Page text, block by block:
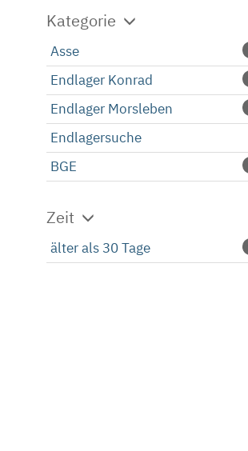
Kategorie
Asse
Endlager Konrad
Endlager Morsleben
Endlagersuche
BGE
Zeit
älter als 30 Tage